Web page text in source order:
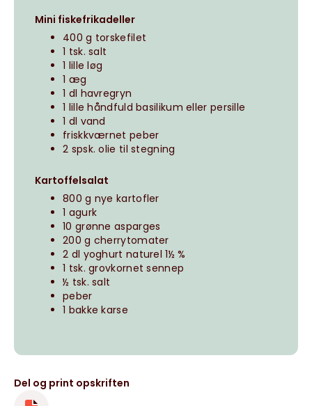
Mini fiskefrikadeller
400 g torskefilet
1 tsk. salt
1 lille løg
1 æg
1 dl havregryn
1 lille håndfuld basilikum eller persille
1 dl vand
friskkværnet peber
2 spsk. olie til stegning
Kartoffelsalat
800 g nye kartofler
1 agurk
10 grønne asparges
200 g cherrytomater
2 dl yoghurt naturel 1½ %
1 tsk. grovkornet sennep
½ tsk. salt
peber
1 bakke karse
Del og print opskriften